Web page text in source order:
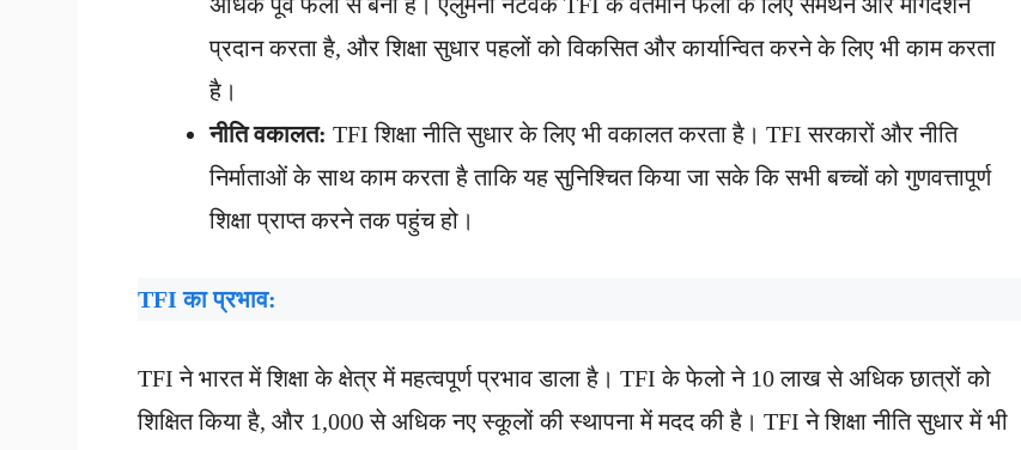
प्रदान करता है, और शिक्षा सुधार पहलों को विकसित और कार्यान्वित करने के लिए भी काम करता
है।
नीति वकालत: TFI शिक्षा नीति सुधार के लिए भी वकालत करता है। TFI सरकारों और नीति
निर्माताओं के साथ काम करता है ताकि यह सुनिश्चित किया जा सके कि सभी बच्चों को गुणवत्तापूर्ण
शिक्षा प्राप्त करने तक पहुंच हो।
TFIका प्रभाव:
TFI ने भारत में शिक्षा के क्षेत्र में महत्वपूर्ण प्रभाव डाला है। TFI के फेलो ने 10 लाख से अधिक छात्रों को
शिक्षित किया है, और 1,000 से अधिक नए स्कूलों की स्थापना में मदद की है। TFI ने शिक्षा नीति सुधार में भी